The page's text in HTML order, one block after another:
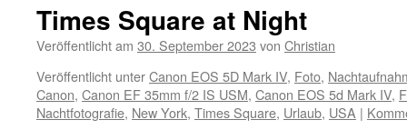
Times Square at Night
Veröffentlicht am 30. September 2023 von Christian
Veröffentlicht unterCanon EOS 5D Mark IV, Foto,
Canon, Canon EF 35mm f/2 IS USM, Canon EOS 5d Mark IV,
Nachtfotografie, New York, Times Square, Urlaub, USA |